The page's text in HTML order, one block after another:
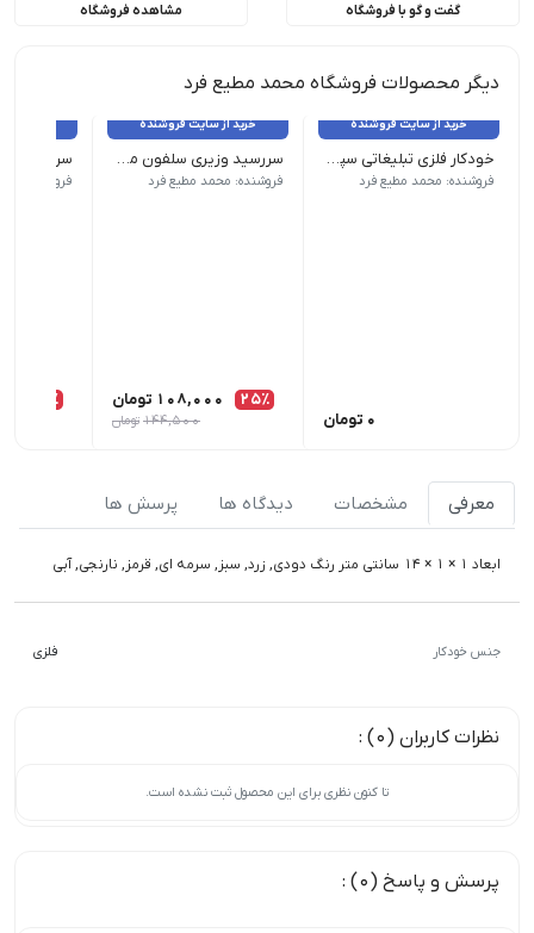
گفت و گو با فروشگاه مشاهده فروشگاه
دیگر محصولات فروشگاه محمد مطیع فرد
خرید از سایت فروشنده
خودکار فلزی تبلیغاتی سپهران کد 2555 ابعاد 1 × 1 × 14 سانتی متر رنگ عسلی, قهوه ای, مشکی
فروشنده: محمد مطیع فرد
0 تومان
خرید از سایت فروشنده
سررسید وزیری سلفون مخمل مدل کیانا 1404 سپهران کد 1201
قطع : وزیری| صحافی : لاین تمام اتوماتیک جلد : سلفون
فروشنده: محمد مطیع فرد
25٪ 108,000 تومان
144,500 تومان
قطع : رقعی|
فروشنده:
25٪
معرفی مشخصات دیدگاه ها پرسش ها
ابعاد 1 × 1 × 14 سانتی متر رنگ دودی, زرد, سبز, سرمه ای, قرمز, نارنجی, آبی
جنس خودکار فلزی
نظرات کاربران (0) :
تا کنون نظری برای این محصول ثبت نشده است.
پرسش و پاسخ (0) :